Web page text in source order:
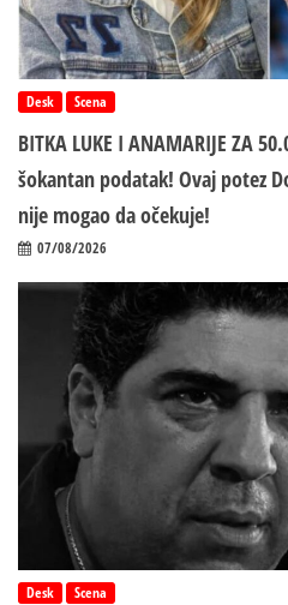
Desk Scena
BITKA LUKE I ANAMARIJE ZA
šokantan podatak! Ovaj potez
nije mogao da očekuje!
07/08/2026
Desk Scena